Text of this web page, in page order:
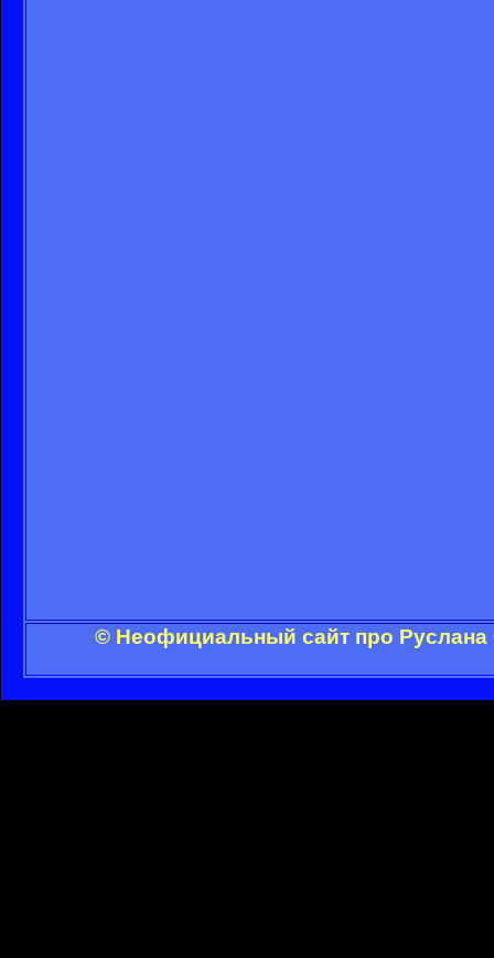
© Неофициальный сайт про